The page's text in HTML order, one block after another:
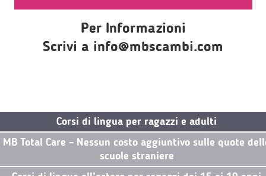
Per Informazioni
Scrivi a info@mbscambi.com
Corsi di lingua per ragazzi e adulti
MB Total Care – Nessun costo aggiuntivo sulle quote
scuole straniere